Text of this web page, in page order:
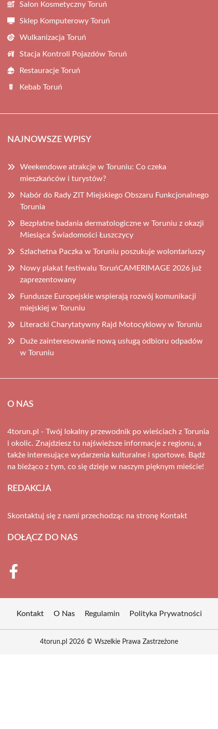
Salon Kosmetyczny Toruń
Sklep Komputerowy Toruń
Wulkanizacja Toruń
Stacja Kontroli Pojazdów Toruń
Restauracje Toruń
Kebab Toruń
NAJNOWSZE WPISY
Weekendowe atrakcje w Toruniu: Co czeka
mieszkańców i turystów?
Nabór do Rady ZIT Miejskiego Obszaru Funkcjonalnego
Torunia
Bezpłatne badania dermatologiczne w Toruniu z okazji
Miesiąca Świadomości Łuszczycy
Szlachetna Paczka w Toruniu poszukuje wolontariuszy
Nowy plakat festiwalu ToruńCAMERIMAGE 2026 już
zaprezentowany
Fundusze Europejskie wspierają rozwój komunikacji
miejskiej w Toruniu
Literacki Charytatywny Rajd Motocyklowy w Toruniu
Duże zainteresowanie nową usługą odbioru odpadów
w Toruniu
O NAS
4torun.pl - Twój lokalny przewodnik po wieściach z Torunia
i okolic. Znajdziesz tu najświeższe informacje z regionu, a
także interesujące wydarzenia kulturalne i sportowe. Bądź
na bieżąco z tym, co się dzieje w naszym pięknym mieście!
REDAKCJA
Skontaktuj się z nami przechodząc na stronę Kontakt
DOŁĄCZ DO NAS
Kontakt O Nas Regulamin Polityka Prywatności
4torun.pl 2026 © Wszelkie Prawa Zastrzeżone